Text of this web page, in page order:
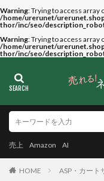
Warning: Trying to access array
/home/urerunet/
thor/inc/seo/
Warning: Trying to access array
/home/urerunet/
thor/inc/seo/
売上 Amazon AI
HOME ASP・カート